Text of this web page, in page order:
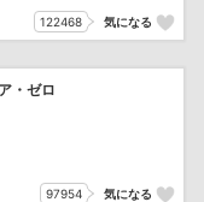
122468 気になる
・ゼロ
97954 気になる